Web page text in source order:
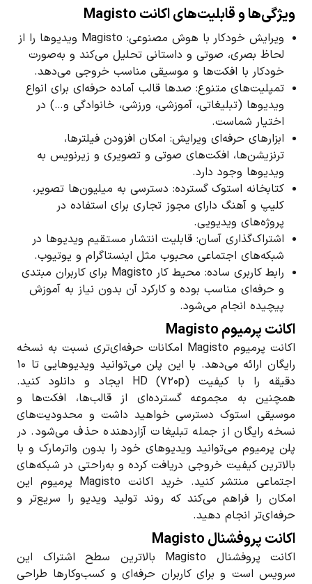
ویژگی‌ها و قابلیت‌های اکانت Magisto
ویرایش خودکار با هوش مصنوعی: Magisto ویدیوها را از
لحاظ بصری، صوتی و داستانی تحلیل می‌کند و به‌صورت
خودکار با افکت‌ها و موسیقی مناسب خروجی می‌دهد.
تمپلیت‌های متنوع: صدها قالب آماده حرفه‌ای برای انواع
ویدیوها (تبلیغاتی، آموزشی، ورزشی، خانوادگی و…) در
اختیار شماست.
ابزارهای حرفه‌ای ویرایش: امکان افزودن فیلترها،
ترنزیشن‌ها، افکت‌های صوتی و تصویری و زیرنویس به
ویدیوها وجود دارد.
کتابخانه استوک گسترده: دسترسی به میلیون‌ها تصویر،
کلیپ و آهنگ دارای مجوز تجاری برای استفاده در
پروژه‌های ویدیویی.
اشتراک‌گذاری آسان: قابلیت انتشار مستقیم ویدیوها در
شبکه‌های اجتماعی محبوب مثل اینستاگرام و یوتیوب.
رابط کاربری ساده: محیط کار Magisto برای کاربران مبتدی
و حرفه‌ای مناسب بوده و کارکرد آن بدون نیاز به آموزش
پیچیده انجام می‌شود.
اکانت پرمیوم Magisto
اکانت پرمیوم Magisto امکانات حرفه‌ای‌تری نسبت به نسخه
رایگان ارائه می‌دهد. با این پلن می‌توانید ویدیوهایی تا ۱۰
دقیقه را با کیفیت HD (۷۲۰p) ایجاد و دانلود کنید.
همچنین به مجموعه گسترده‌ای از قالب‌ها، افکت‌ها و
موسیقی استوک دسترسی خواهید داشت و محدودیت‌های
نسخه رایگان از جمله تبلیغات آزاردهنده حذف می‌شود. در
پلن پرمیوم می‌توانید ویدیوهای خود را بدون واترمارک و با
بالاترین کیفیت خروجی دریافت کرده و به‌راحتی در شبکه‌های
اجتماعی منتشر کنید. خرید اکانت Magisto پرمیوم این
امکان را فراهم می‌کند که روند تولید ویدیو را سریع‌تر و
حرفه‌ای‌تر انجام دهید.
اکانت پروفشنال Magisto
اکانت پروفشنال Magisto بالاترین سطح اشتراک این
سرویس است و برای کاربران حرفه‌ای و کسب‌وکارها طراحی